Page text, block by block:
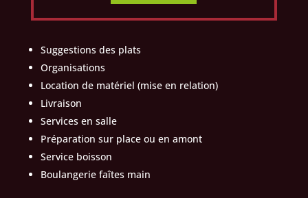
Suggestions des plats
Organisations
Location de matériel (mise en relation)
Livraison
Services en salle
Préparation sur place ou en amont
Service boisson
Boulangerie faîtes main